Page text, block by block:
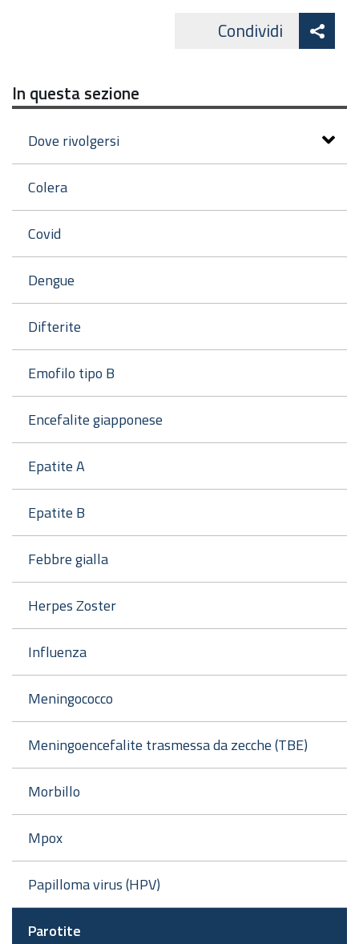
Condividi
In questa sezione
Dove rivolgersi
Colera
Covid
Dengue
Difterite
Emofilo tipo B
Encefalite giapponese
Epatite A
Epatite B
Febbre gialla
Herpes Zoster
Influenza
Meningococco
Meningoencefalite trasmessa da zecche (TBE)
Morbillo
Mpox
Papilloma virus (HPV)
Parotite